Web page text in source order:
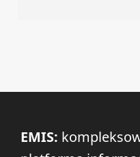
EMIS: